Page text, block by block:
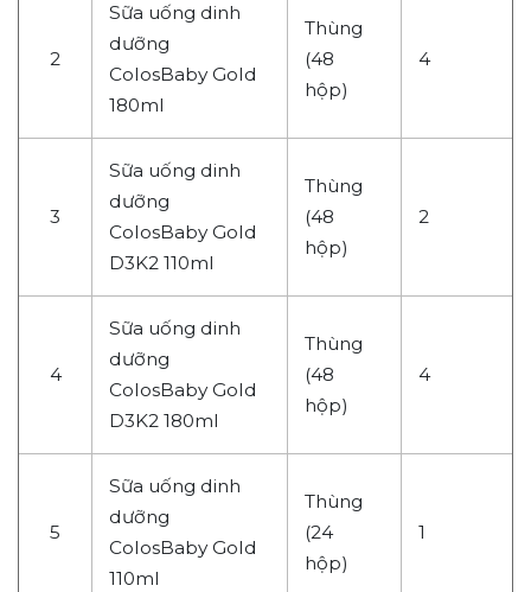
2
Sữa uống dinh
dưỡng
ColosBaby Gold
180ml
Thùng
(48
hộp)
4
3
Sữa uống dinh
dưỡng
ColosBaby Gold
D3K2 110ml
Thùng
(48
hộp)
2
4
Sữa uống dinh
dưỡng
ColosBaby Gold
D3K2 180ml
Thùng
(48
hộp)
4
5
Sữa uống dinh
dưỡng
ColosBaby Gold
110ml
Thùng
(24
hộp)
1